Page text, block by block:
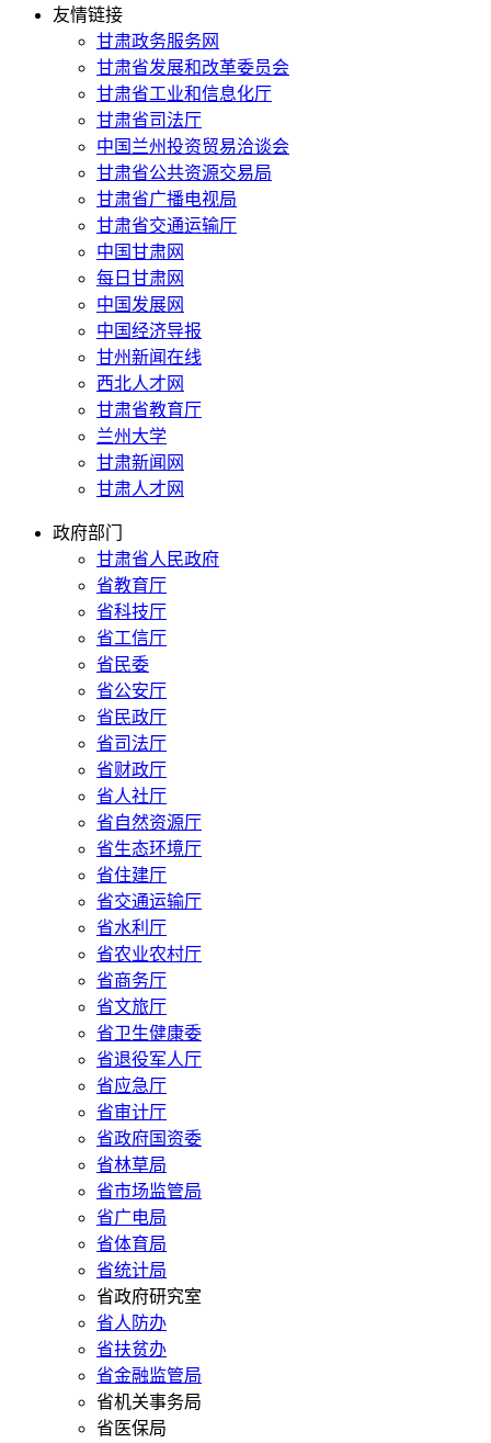
友情链接
甘肃政务服务网
甘肃省发展和改革委员会
甘肃省工业和信息化厅
甘肃省司法厅
中国兰州投资贸易洽谈会
甘肃省公共资源交易局
甘肃省广播电视局
甘肃省交通运输厅
中国甘肃网
每日甘肃网
中国发展网
中国经济导报
甘州新闻在线
西北人才网
甘肃省教育厅
兰州大学
甘肃新闻网
甘肃人才网
政府部门
甘肃省人民政府
省教育厅
省科技厅
省工信厅
省民委
省公安厅
省民政厅
省司法厅
省财政厅
省人社厅
省自然资源厅
省生态环境厅
省住建厅
省交通运输厅
省水利厅
省农业农村厅
省商务厅
省文旅厅
省卫生健康委
省退役军人厅
省应急厅
省审计厅
省政府国资委
省林草局
省市场监管局
省广电局
省体育局
省统计局
省政府研究室
省人防办
省扶贫办
省金融监管局
省机关事务局
省医保局